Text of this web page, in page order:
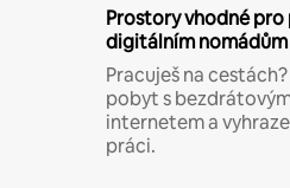
Prostory vhodné
digitálním nomádům
Pracuješ na
pobyt s
internetem a
práci.